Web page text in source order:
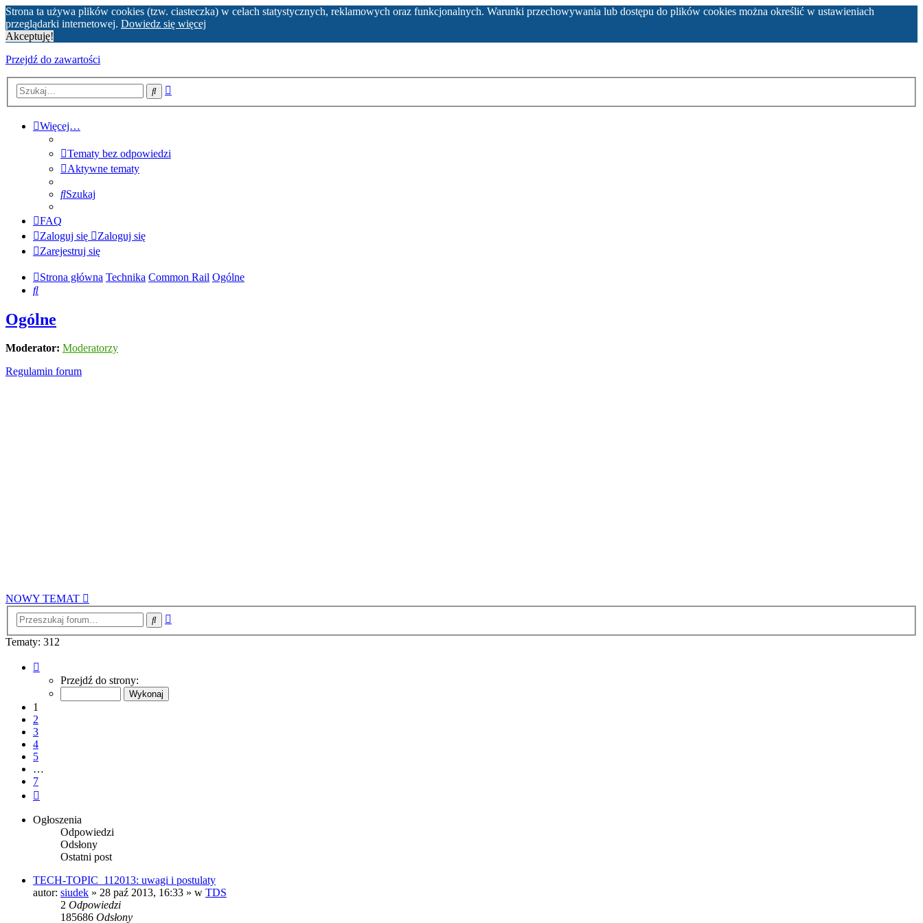
Strona ta używa plików cookies (tzw. ciasteczka) w celach statystycznych, reklamowych oraz funkcjonalnych. Warunki przechowywania lub dostępu do plików cookies można określić w ustawieniach
przeglądarki internetowej. Dowiedz się więcej
Akceptuję!
Przejdź do zawartości
Szukaj
Więcej…
Tematy bez odpowiedzi
Aktywne tematy
Szukaj
FAQ
Zaloguj się
Zaloguj się
Zarejestruj się
Strona główna Technika Common Rail Ogólne
Szukaj
Ogólne
Moderator: Moderatorzy
Regulamin forum
NOWY TEMAT
Szukaj
Tematy: 312
Przejdź do strony:
1
2
3
4
5
…
7
Ogłoszenia
Odpowiedzi
Odsłony
Ostatni post
TECH-TOPIC_112013: uwagi i postulaty
autor: siudek » 28 paź 2013, 16:33 » w TDS
2 Odpowiedzi
185686 Odsłony